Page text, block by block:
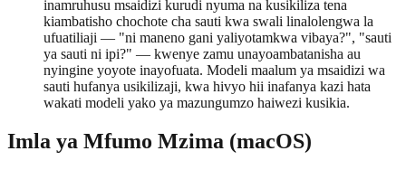
inamruhusu msaidizi kurudi nyuma na kusikiliza tena
kiambatisho chochote cha sauti kwa swali linalolengwa la
ufuatiliaji — "ni maneno gani yaliyotamkwa vibaya?", "sauti
ya sauti ni ipi?" — kwenye zamu unayoambatanisha au
nyingine yoyote inayofuata. Modeli maalum ya msaidizi wa
sauti hufanya usikilizaji, kwa hivyo hii inafanya kazi hata
wakati modeli yako ya mazungumzo haiwezi kusikia.
Imla ya Mfumo Mzima (macOS)